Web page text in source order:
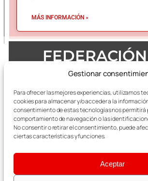
Gestionar
Para ofrecer las mejores experiencias, utilizamos
cookies para almacenar y/o acceder a la
consentimiento de estas tecnologías nos permitirá
comportamiento de navegación o las
No consentir o retirar el consentimiento, puede
ciertas características y funciones.
Aceptar
MÁS INFORMACIÓN »
EMPRESAS DEL
DE
Todas las referencias terminológicas
mencionan a lo largo de las
alusivas al masculino y femenino
Política Integrada